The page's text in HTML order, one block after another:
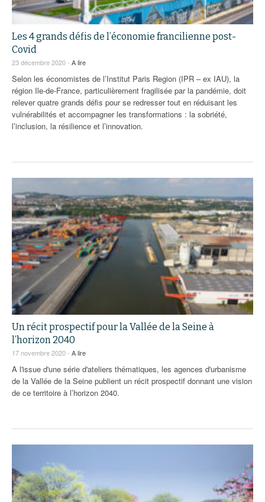
Les 4 grands défis de l’économie francilienne post-
Covid
23 décembre 2020 - A lire
Selon les économistes de l’Institut Paris Region (IPR – ex IAU), la
région Ile-de-France, particulièrement fragilisée par la pandémie, doit
relever quatre grands défis pour se redresser tout en réduisant les
vulnérabilités et accompagner les transformations : la sobriété,
l’inclusion, la résilience et l’innovation.
Un récit prospectif pour la Vallée de la Seine à
l’horizon 2040
17 novembre 2020 - A lire
A l'issue d'une série d'ateliers thématiques, les agences d'urbanisme
de la Vallée de la Seine publient un récit prospectif donnant une vision
de ce territoire à l’horizon 2040.